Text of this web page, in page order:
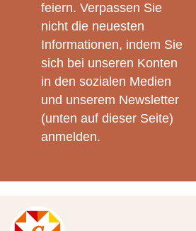
feiern. Verpassen Sie
nicht die neuesten
Informationen, indem Sie
sich bei unseren Konten
in den sozialen Medien
und unserem Newsletter
(unten auf dieser Seite)
anmelden.